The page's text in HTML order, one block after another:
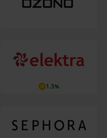
1.3%